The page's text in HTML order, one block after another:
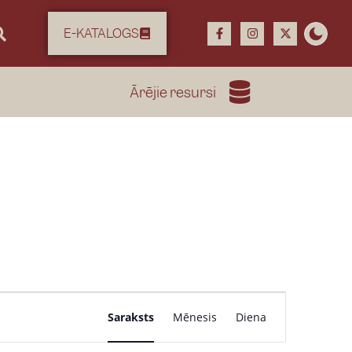
E-KATALOGS
Ārējie resursi
a
s
Saraksts Mēnesis Diena